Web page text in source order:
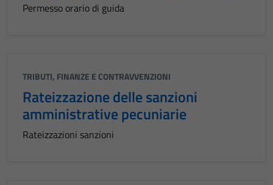
Permesso orario di guida
TRIBUTI, FINANZE E CONTRAVVENZIONI
Rateizzazione delle sanzioni
amministrative pecuniarie
Rateizzazioni sanzioni
Questi cookie
sono necessari
per il
funzionamento